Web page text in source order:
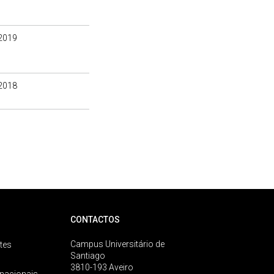
CONTACTOS
Campus Universitário de
Santiago
3810-193 Aveiro